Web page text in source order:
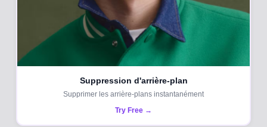
Suppression d'arrière-plan
Supprimer les arrière-plans instantanément
Try Free →